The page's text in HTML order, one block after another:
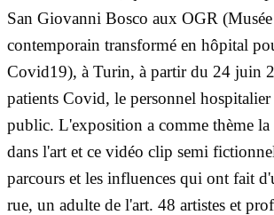
San Giovanni Bosco aux OGR
contemporain transformé en hôpital
Covid19), à Turin, à partir du 24 juin
patients Covid, le personnel
public. L'exposition a comme thème
dans l'art et ce vidéo clip semi
parcours et les influences qui ont fait
rue, un adulte de l'art. 48 artistes et